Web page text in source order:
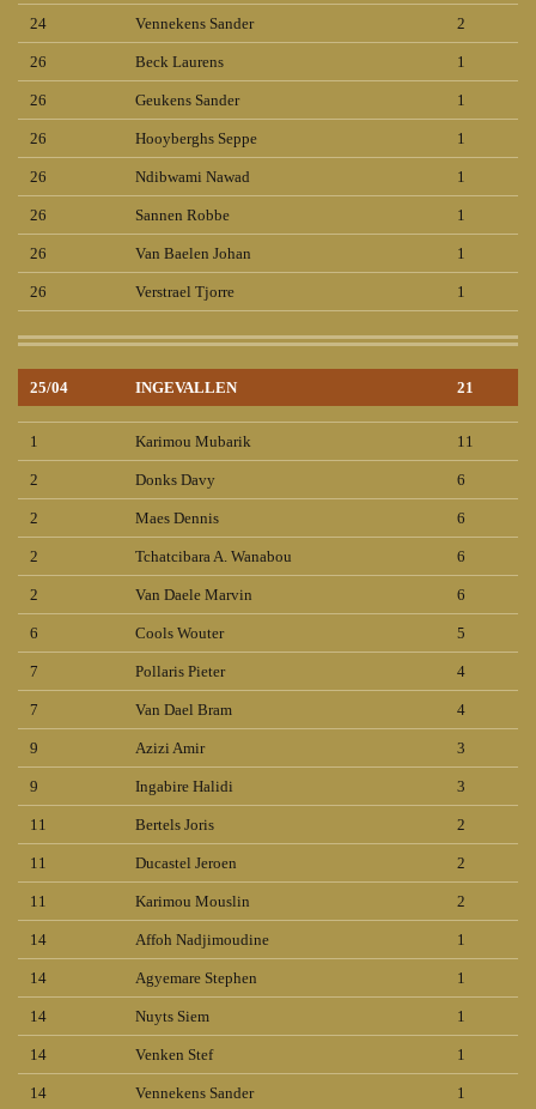
24 Vennekens Sander 2
26 Beck Laurens 1
26 Geukens Sander 1
26 Hooyberghs Seppe 1
26 Ndibwami Nawad 1
26 Sannen Robbe 1
26 Van Baelen Johan 1
26 Verstrael Tjorre 1
25/04 INGEVALLEN 21
1 Karimou Mubarik 11
2 Donks Davy 6
2 Maes Dennis 6
2 Tchatcibara A. Wanabou 6
2 Van Daele Marvin 6
6 Cools Wouter 5
7 Pollaris Pieter 4
7 Van Dael Bram 4
9 Azizi Amir 3
9 Ingabire Halidi 3
11 Bertels Joris 2
11 Ducastel Jeroen 2
11 Karimou Mouslin 2
14 Affoh Nadjimoudine 1
14 Agyemare Stephen 1
14 Nuyts Siem 1
14 Venken Stef 1
14 Vennekens Sander 1